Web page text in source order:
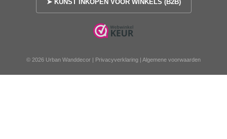
➤ KUNST INKOPEN VOOR WINKELS (B2B)
© 2026 Urban Wanddecor | Privacyverklaring | Algemene voorwaarden